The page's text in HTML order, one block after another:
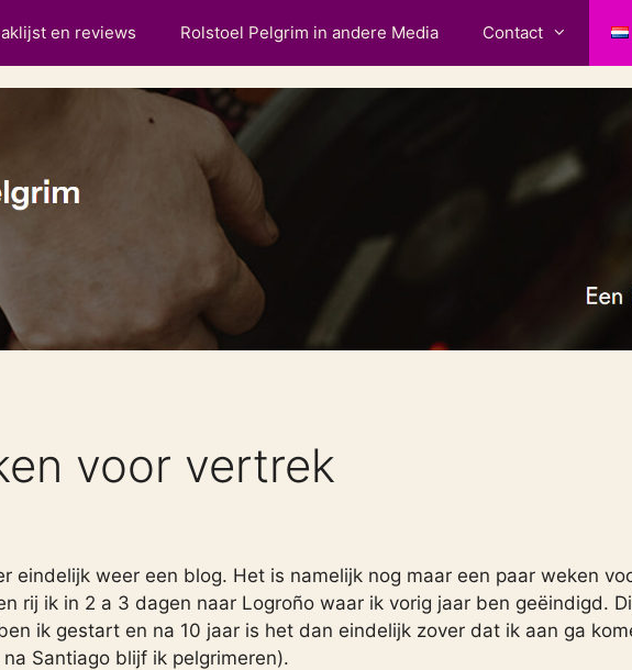
en reviews Rolstoel Pelgrim in andere Media Contact
voor vertrek
eindelijk weer een blog. Het is namelijk nog maar een paar weken
rij ik in 2 a 3 dagen naar Logroño waar ik vorig jaar ben geëindigd.
ik gestart en na 10 jaar is het dan eindelijk zover dat ik aan ga
Santiago blijf ik pelgrimeren).